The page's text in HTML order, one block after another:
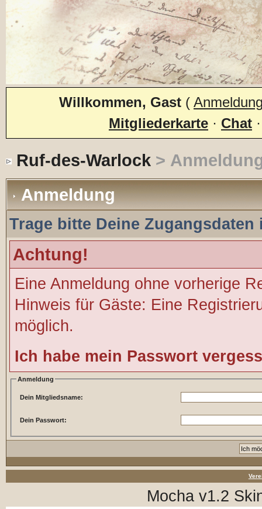
Willkommen, Gast(
Mitgliederkarte· Chat
Ruf-des-Warlock>
Anmeldung
Trage bitte Deine
Achtung!
Eine Anmeldung ohne vorherige
Hinweis für Gäste: Eine
möglich.
Ich habe mein Passwort
Anmeldung
Dein Mitgliedsname:
Dein Passwort:
Mocha v1.2